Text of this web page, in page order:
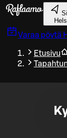
Siirry pääsisältöön
Varaa pöytä
Etusivu